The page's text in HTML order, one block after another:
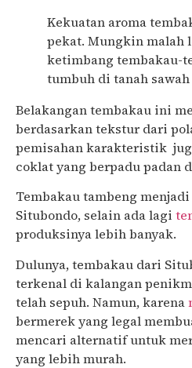
Kekuatan aroma
pekat. Mungkin malah
ketimbang tembakau-
tumbuh di tanah
Belakangan tembakau ini
berdasarkan tekstur dari
pemisahan karakteristik
coklat yang berpadu padan
Tembakau tambeng
Situbondo, selain ada lagi
produksinya lebih banyak.
Dulunya, tembakau dari
terkenal di kalangan
telah sepuh. Namun, karena
bermerek yang legal
mencari alternatif untuk
yang lebih murah.